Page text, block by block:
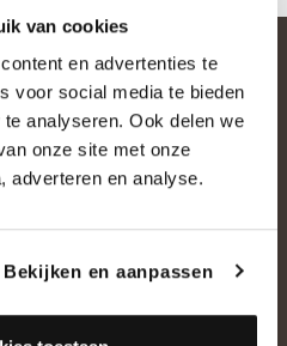
van cookies
en advertenties te
voor social media te bieden
analyseren. Ook delen we
onze site met onze
adverteren en analyse.
Bekijken en aanpassen